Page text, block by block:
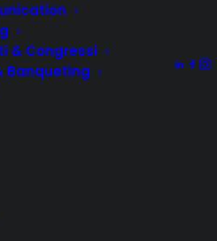
& Congressi
Banqueting